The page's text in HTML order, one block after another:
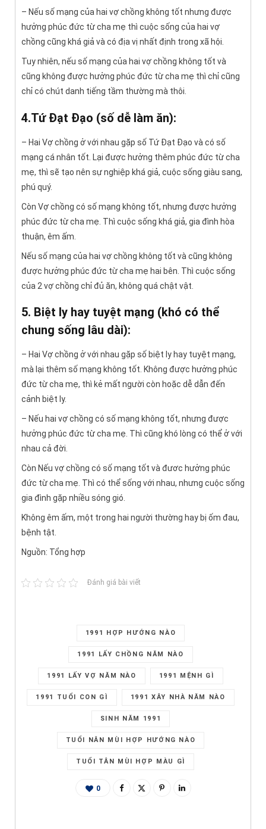
– Nếu số mạng của hai vợ chồng không tốt nhưng được
hưởng phúc đức từ cha mẹ thì cuộc sống của hai vợ
chồng cũng khá giả và có địa vị nhất định trong xã hội.
Tuy nhiên, nếu số mạng của hai vợ chồng không tốt và
cũng không được hưởng phúc đức từ cha mẹ thì chỉ cũng
chỉ có chút danh tiếng tầm thường mà thôi.
4.Tứ Đạt Đạo (số dễ làm ăn):
– Hai Vợ chồng ở với nhau gặp số Tứ Đạt Đạo và có số
mạng cá nhân tốt. Lại được hưởng thêm phúc đức từ cha
mẹ, thì sẽ tạo nên sự nghiệp khá giả, cuộc sống giàu sang,
phú quý.
Còn Vợ chồng có số mạng không tốt, nhưng được hưởng
phúc đức từ cha mẹ. Thì cuộc sống khá giả, gia đình hòa
thuận, êm ấm.
Nếu số mạng của hai vợ chồng không tốt và cũng không
được hưởng phúc đức từ cha mẹ hai bên. Thì cuộc sống
của 2 vợ chồng chỉ đủ ăn, không quá chật vật.
5. Biệt ly hay tuyệt mạng (khó có thể
chung sống lâu dài):
– Hai Vợ chồng ở với nhau gặp số biệt ly hay tuyệt mạng,
mà lại thêm số mạng không tốt. Không được hưởng phúc
đức từ cha mẹ, thì kẻ mất người còn hoặc dễ dẫn đến
cảnh biệt ly.
– Nếu hai vợ chồng có số mạng không tốt, nhưng được
hưởng phúc đức từ cha mẹ. Thì cũng khó lòng có thể ở với
nhau cả đời.
Còn Nếu vợ chồng có số mạng tốt và đươc hưởng phúc
đức từ cha mẹ. Thì có thể sống với nhau, nhưng cuộc sống
gia đình gặp nhiều sóng gió.
Không êm ấm, một trong hai người thường hay bị ốm đau,
bệnh tật.
Nguồn: Tổng hợp
Đánh giá bài viết
1991 HỢP HƯỚNG NÀO
1991 LẤY CHỒNG NĂM NÀO
1991 LẤY VỢ NĂM NÀO 1991 MỆNH GÌ
1991 TUỔI CON GÌ 1991 XÂY NHÀ NĂM NÀO
SINH NĂM 1991
TUỔI NÂN MÙI HỢP HƯỚNG NÀO
TUỔI TÂN MÙI HỢP MÀU GÌ
0